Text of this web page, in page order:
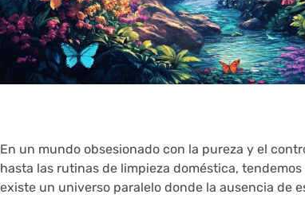
En un mundo obsesionado con la pureza y el
hasta las rutinas de limpieza doméstica,
existe un universo paralelo donde la ausencia de